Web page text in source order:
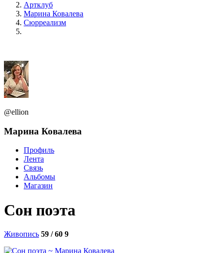
Артклуб
Марина Ковалева
Сюрреализм
@ellion
Марина Ковалева
Профиль
Лента
Связь
Альбомы
Магазин
Сон поэта
Живопись 59 / 60 9